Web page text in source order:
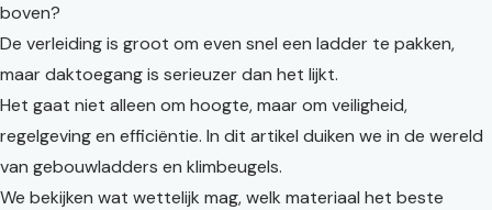
boven?
De verleiding is groot om even snel een ladder te pakken,
maar daktoegang is serieuzer dan het lijkt.
Het gaat niet alleen om hoogte, maar om veiligheid,
regelgeving en efficiëntie. In dit artikel duiken we in de wereld
van gebouwladders en klimbeugels.
We bekijken wat wettelijk mag, welk materiaal het beste